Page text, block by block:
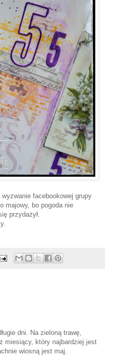
facebookowej grupy
majowy, bo pogoda nie
przydażył.
dni. Na zieloną trawę,
miesiący, który najbardziej jest
wiosną jest maj.